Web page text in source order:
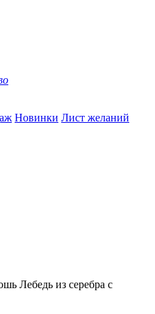
Новинки Лист желаний
Лебедь из серебра с